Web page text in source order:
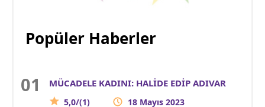
Popüler Haberler
MÜCADELE KADINI: HALİDE EDİP ADIVAR
5,0/(1) 18 Mayıs 2023